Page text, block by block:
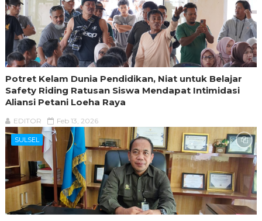
Potret Kelam Dunia Pendidikan, Niat untuk Belajar
Safety Riding Ratusan Siswa Mendapat Intimidasi
Aliansi Petani Loeha Raya
EDITOR Feb 13, 2026
SULSEL